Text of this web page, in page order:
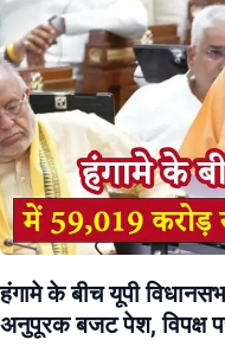
हंगामे के बीच यूपी
अनुपूरक बजट पेश, विपक्ष